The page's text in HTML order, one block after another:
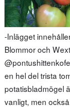
-Inlägget
Blommor och
en hel del trista
potatisbladmögel
vanligt, men